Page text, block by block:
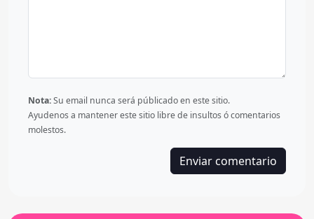
Nota:Su email nunca será públicado en este sitio.
Ayudenos a mantener este sitio libre de insultos ó comentarios
molestos.